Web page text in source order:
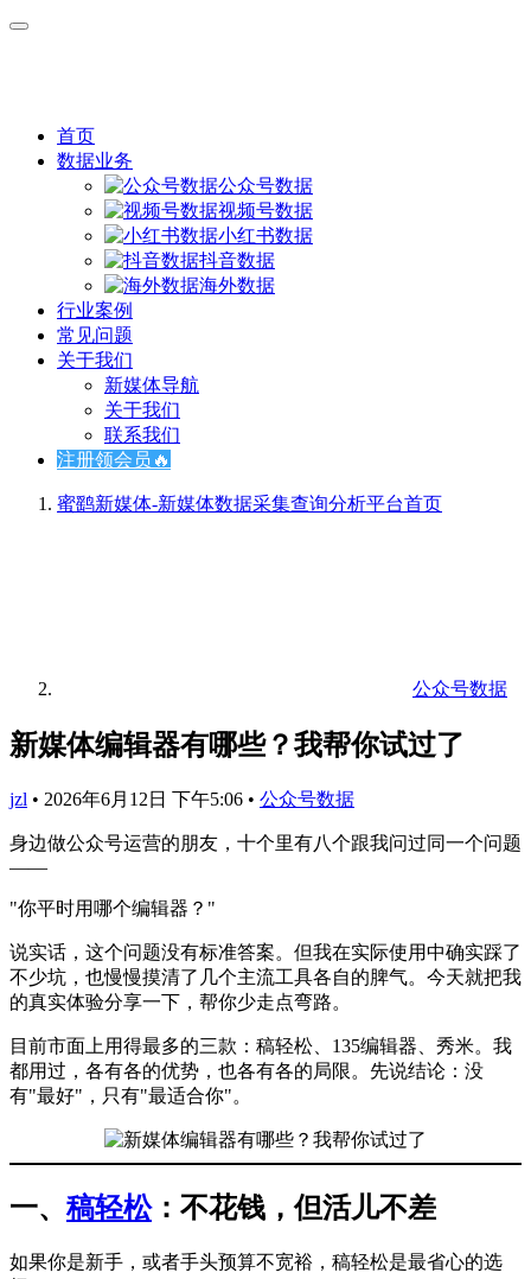
首页
数据业务
公众号数据
视频号数据
小红书数据
抖音数据
海外数据
行业案例
常见问题
关于我们
新媒体导航
关于我们
联系我们
注册领会员🔥
蜜鹞新媒体-新媒体数据采集查询分析平台首页
公众号数据
新媒体编辑器有哪些？我帮你试过了
jzl • 2026年6月12日 下午5:06 • 公众号数据
身边做公众号运营的朋友，十个里有八个跟我问过同一个问题
——
"你平时用哪个编辑器？"
说实话，这个问题没有标准答案。但我在实际使用中确实踩了
不少坑，也慢慢摸清了几个主流工具各自的脾气。今天就把我
的真实体验分享一下，帮你少走点弯路。
目前市面上用得最多的三款：稿轻松、135编辑器、秀米。我
都用过，各有各的优势，也各有各的局限。先说结论：没
有"最好"，只有"最适合你"。
一、 稿轻松：不花钱，但活儿不差
如果你是新手，或者手头预算不宽裕，稿轻松是最省心的选